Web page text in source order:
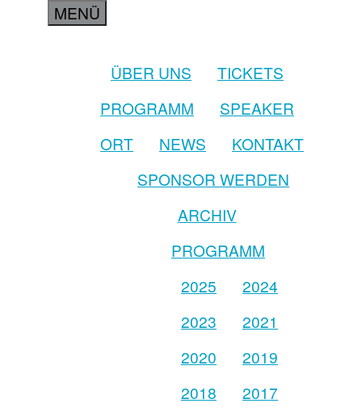
MENÜ
ÜBER UNS
TICKETS
PROGRAMM
SPEAKER
ORT
NEWS
KONTAKT
SPONSOR WERDEN
ARCHIV
PROGRAMM
2025
2024
2023
2021
2020
2019
2018
2017